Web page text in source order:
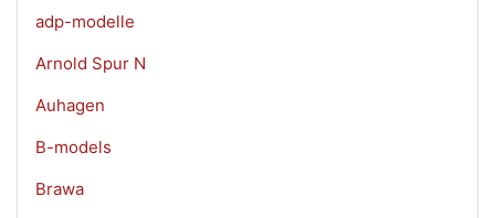
adp-modelle
Arnold Spur N
Auhagen
B-models
Brawa